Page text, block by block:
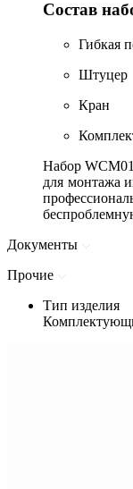
Состав
Гибкая
Штуцер
Кран
Набор
для монтажа
Документы
Прочие
Тип изделия